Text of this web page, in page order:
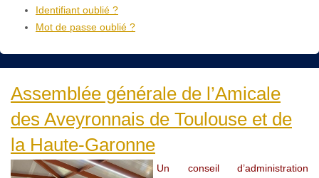
Identifiant oublié ?
Mot de passe oublié ?
Assemblée générale de l’Amicale
des Aveyronnais de Toulouse et de
la Haute-Garonne
Un conseil d’administration